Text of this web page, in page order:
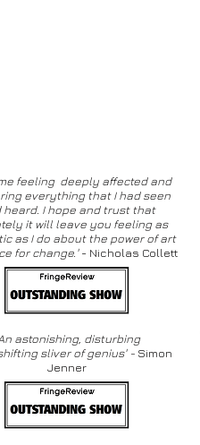
feeling deeply affected and
everything that I had seen
heard. I hope and trust that
it will leave you feeling as
as I do about the power of art
for change. '- Nicholas Collett
astonishing, disturbing
sliver of genius' - Simon
Jenner